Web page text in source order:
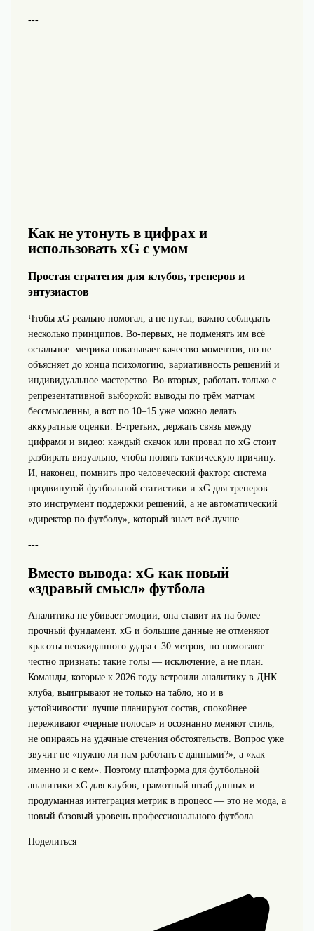
---
Как не утонуть в цифрах и
использовать xG с умом
Простая стратегия для клубов, тренеров и
энтузиастов
Чтобы xG реально помогал, а не путал, важно соблюдать
несколько принципов. Во‑первых, не подменять им всё
остальное: метрика показывает качество моментов, но не
объясняет до конца психологию, вариативность решений и
индивидуальное мастерство. Во‑вторых, работать только с
репрезентативной выборкой: выводы по трём матчам
бессмысленны, а вот по 10–15 уже можно делать
аккуратные оценки. В‑третьих, держать связь между
цифрами и видео: каждый скачок или провал по xG стоит
разбирать визуально, чтобы понять тактическую причину.
И, наконец, помнить про человеческий фактор: система
продвинутой футбольной статистики и xG для тренеров —
это инструмент поддержки решений, а не автоматический
«директор по футболу», который знает всё лучше.
---
Вместо вывода: xG как новый
«здравый смысл» футбола
Аналитика не убивает эмоции, она ставит их на более
прочный фундамент. xG и большие данные не отменяют
красоты неожиданного удара с 30 метров, но помогают
честно признать: такие голы — исключение, а не план.
Команды, которые к 2026 году встроили аналитику в ДНК
клуба, выигрывают не только на табло, но и в
устойчивости: лучше планируют состав, спокойнее
переживают «черные полосы» и осознанно меняют стиль,
не опираясь на удачные стечения обстоятельств. Вопрос уже
звучит не «нужно ли нам работать с данными?», а «как
именно и с кем». Поэтому платформа для футбольной
аналитики xG для клубов, грамотный штаб данных и
продуманная интеграция метрик в процесс — это не мода, а
новый базовый уровень профессионального футбола.
Поделиться